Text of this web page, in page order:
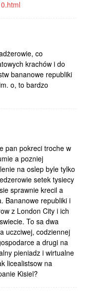
co
krachów i do
bananowe republiki
o, to bardzo
pan pokreci troche w
a pozniej
na oslep byle tylko
setek tysiecy
sprawnie krecil a
Bananowe republiki i
z London City i ich
To sa dwa
uczciwej, codziennej
a drugi na
pieniadz i wirtualne
licealistsow na
Kisiel?